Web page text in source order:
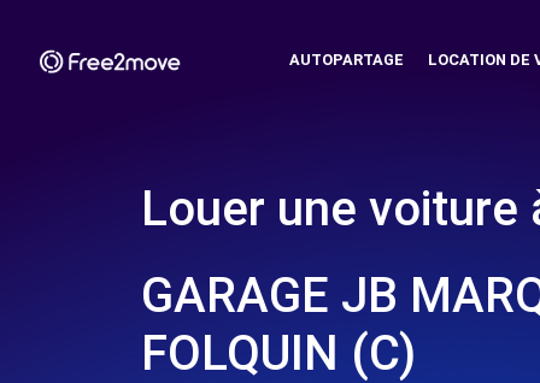
AUTOPARTAGE LOCATION DE
Louer une voiture
GARAGE JB
FOLQUIN (C)